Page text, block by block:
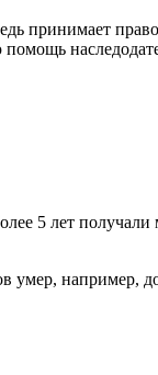
принимает
помощь
5 лет
умер, например,